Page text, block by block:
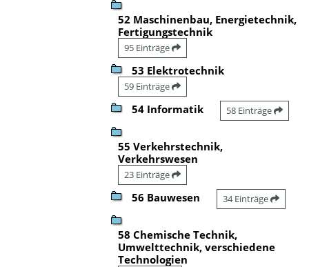
52 Maschinenbau, Energietechnik,
Fertigungstechnik
95 Einträge
53 Elektrotechnik
59 Einträge
54 Informatik 58 Einträge
55 Verkehrstechnik,
Verkehrswesen
23 Einträge
56 Bauwesen 34 Einträge
58 Chemische Technik,
Umwelttechnik, verschiedene
Technologien